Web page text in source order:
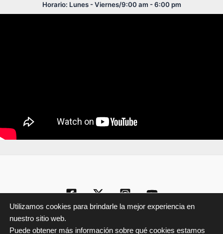
Horario: Lunes - Viernes/9:00 am - 6:00 pm
Utilizamos cookies para brindarle la mejor experiencia en
nuestro sitio web.
Puede obtener más información sobre qué cookies estamos